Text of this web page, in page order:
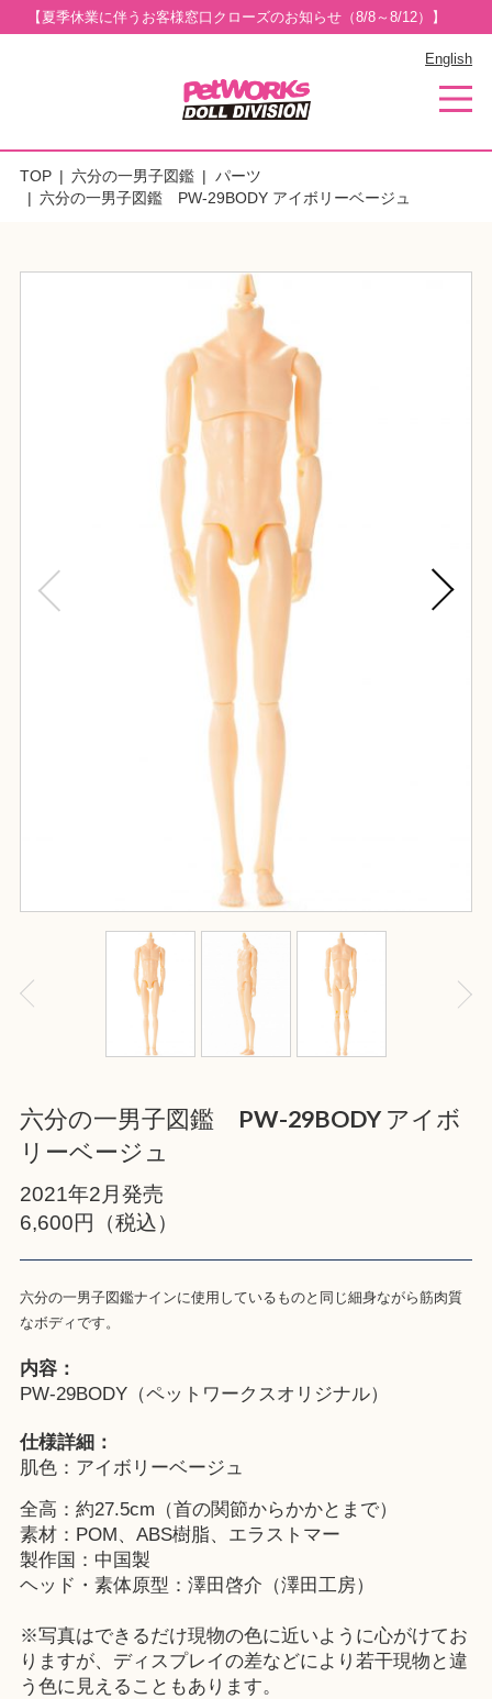
【夏季休業に伴うお客様窓口クローズのお知らせ（8/8～8/12）】
English
TOP 六分の一男子図鑑
パーツ
六分の一男子図鑑 PW-29BODY アイボリーベージュ
六分の一男子図鑑 PW-29BODY アイボ
リーベージュ
2021年2月発売
6,600円（税込）
六分の一男子図鑑ナインに使用しているものと同じ細身ながら筋肉質
なボディです。
内容：
PW-29BODY（ペットワークスオリジナル）
仕様詳細：
肌色：アイボリーベージュ
全高：約27.5cm（首の関節からかかとまで）
素材：POM、ABS樹脂、エラストマー
製作国：中国製
ヘッド・素体原型：澤田啓介（澤田工房）
※写真はできるだけ現物の色に近いように心がけてお
りますが、ディスプレイの差などにより若干現物と違
う色に見えることもあります。